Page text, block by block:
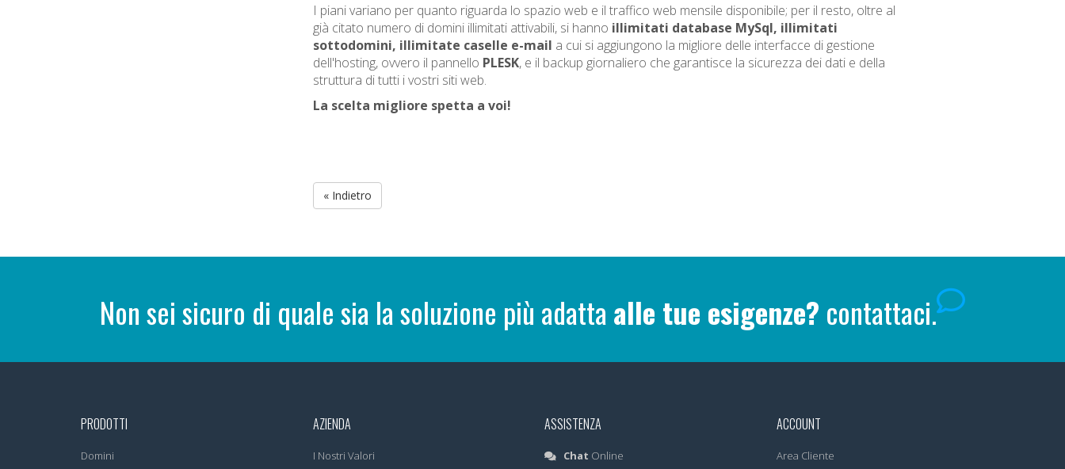
I piani variano per quanto riguarda lo spazio web e il traffico web mensile disponibile; per il resto, oltre al
già citato numero di domini illimitati attivabili, si hanno illimitati database MySql, illimitati
sottodomini, illimitate caselle e-mail a cui si aggiungono la migliore delle interfacce di gestione
dell'hosting, ovvero il pannello PLESK, e il backup giornaliero che garantisce la sicurezza dei dati e della
struttura di tutti i vostri siti web.
La scelta migliore spetta a voi!
« Indietro
Non sei sicuro di quale sia la soluzione più adattaalle tue esigenze? contattaci.
PRODOTTI
Domini
AZIENDA
I Nostri Valori
ASSISTENZA
Chat Online
ACCOUNT
Area Cliente